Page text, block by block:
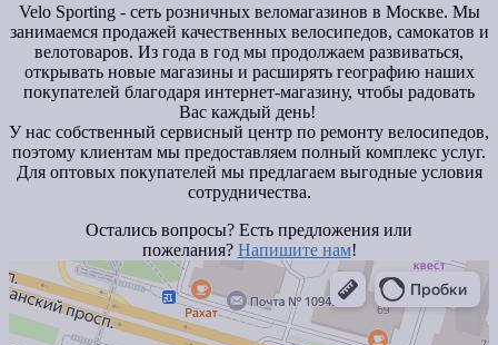
Velo Sporting - сеть розничных веломагазинов в Москве. Мы
занимаемся продажей качественных велосипедов, самокатов и
велотоваров. Из года в год мы продолжаем развиваться,
открывать новые магазины и расширять географию наших
покупателей благодаря интернет-магазину, чтобы радовать
Вас каждый день!
У нас собственный сервисный центр по ремонту велосипедов,
поэтому клиентам мы предоставляем полный комплекс услуг.
Для оптовых покупателей мы предлагаем выгодные условия
сотрудничества.
Остались вопросы? Есть предложения или
пожелания? Напишите нам!